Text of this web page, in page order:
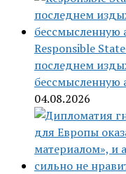
Responsible
последнем
04.08.2026